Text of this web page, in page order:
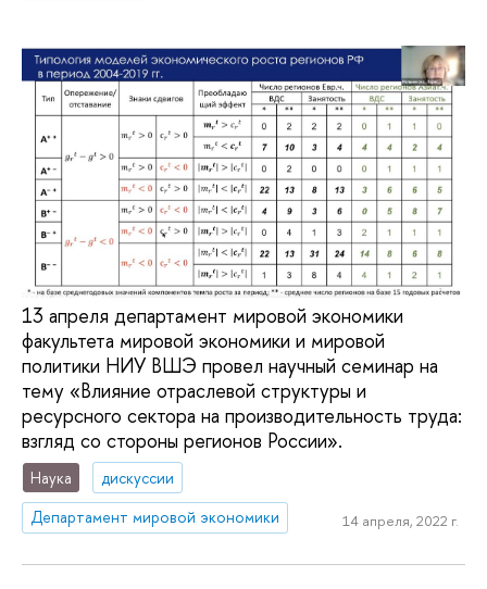
13 апреля департамент мировой экономики
факультета мировой экономики и мировой
политики НИУ ВШЭ провел научный семинар на
тему «Влияние отраслевой структуры и
ресурсного сектора на производительность труда:
взгляд со стороны регионов России».
Наука
дискуссии
Департамент мировой экономики
14 апреля, 2022 г.